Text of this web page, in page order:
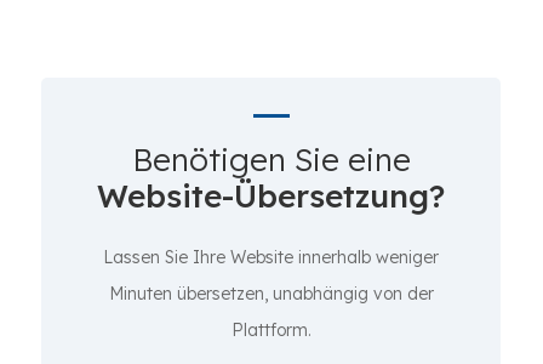
Benötigen Sie eine
Website-Übersetzung?
Lassen Sie Ihre Website innerhalb weniger
Minuten übersetzen, unabhängig von der
Plattform.